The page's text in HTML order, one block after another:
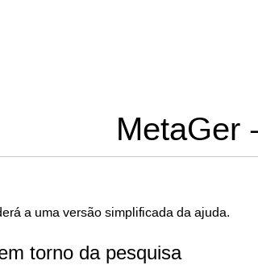
MetaGer
a uma versão simplificada da ajuda.
torno da pesquisa